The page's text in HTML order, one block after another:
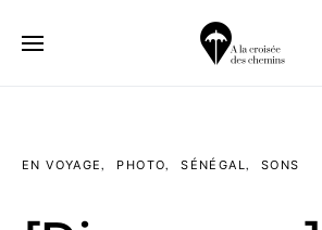
EN VOYAGE PHOTO SÉNÉGAL SONS